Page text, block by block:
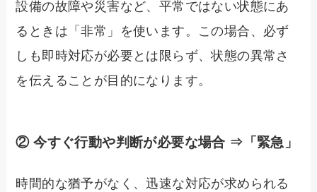
設備の故障や災害など、平常ではない状態にあ
るときは「非常」を使います。この場合、必ず
しも即時対応が必要とは限らず、状態の異常さ
を伝えることが目的になります。
② 今すぐ行動や判断が必要な場合 ⇒「緊急」
時間的な猶予がなく、迅速な対応が求められる